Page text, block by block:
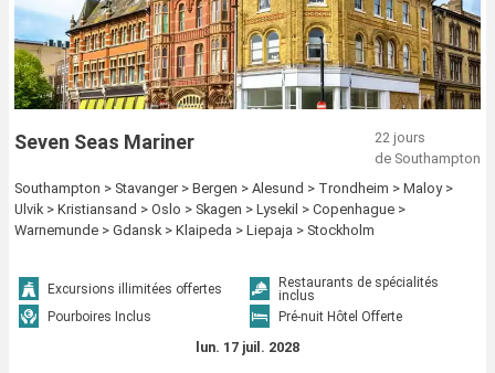
Seven Seas Mariner
22 jours
de Southampton
Southampton > Stavanger > Bergen > Alesund > Trondheim > Maloy >
Ulvik > Kristiansand > Oslo > Skagen > Lysekil > Copenhague >
Warnemunde > Gdansk > Klaipeda > Liepaja > Stockholm
Excursions illimitées offertes
Restaurants de spécialités
inclus
Pourboires Inclus
Pré-nuit Hôtel Offerte
lun. 17 juil. 2028